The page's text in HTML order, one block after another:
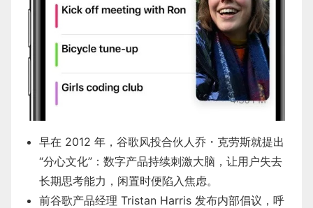
早在 2012 年，谷歌风投合伙人乔・克劳斯就提出
“分心文化”：数字产品持续刺激大脑，让用户失去
长期思考能力，闲置时便陷入焦虑。
前谷歌产品经理 Tristan Harris 发布内部倡议，呼